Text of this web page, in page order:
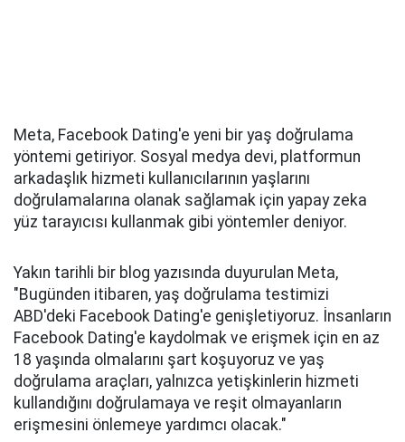
Meta, Facebook Dating'e yeni bir yaş doğrulama
yöntemi getiriyor. Sosyal medya devi, platformun
arkadaşlık hizmeti kullanıcılarının yaşlarını
doğrulamalarına olanak sağlamak için yapay zeka
yüz tarayıcısı kullanmak gibi yöntemler deniyor.
Yakın tarihli bir blog yazısında duyurulan Meta,
"Bugünden itibaren, yaş doğrulama testimizi
ABD'deki Facebook Dating'e genişletiyoruz. İnsanların
Facebook Dating'e kaydolmak ve erişmek için en az
18 yaşında olmalarını şart koşuyoruz ve yaş
doğrulama araçları, yalnızca yetişkinlerin hizmeti
kullandığını doğrulamaya ve reşit olmayanların
erişmesini önlemeye yardımcı olacak."